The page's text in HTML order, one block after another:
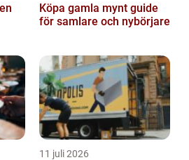
Köpa gamla mynt guide
för samlare och nybörjare
11 juli 2026